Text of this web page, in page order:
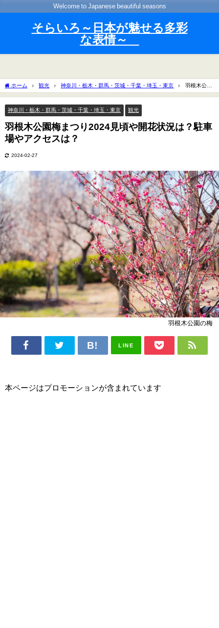
Welcome to Japanese beautiful seasons
そらいろ～日本が魅せる多彩
な表情～
ホーム 観光 神奈川・栃木・群馬・茨城・千葉・埼玉・東京
羽根木公園
梅まつり2024見頃や開花状況は？駐車場やアクセスは？
神奈川・栃木・群馬・茨城・千葉・埼玉・東京 観光
羽根木公園梅まつり2024見頃や開花状況は？駐車
場やアクセスは？
2024-02-27
羽根木公園の梅
LINE
本ページはプロモーションが含まれています